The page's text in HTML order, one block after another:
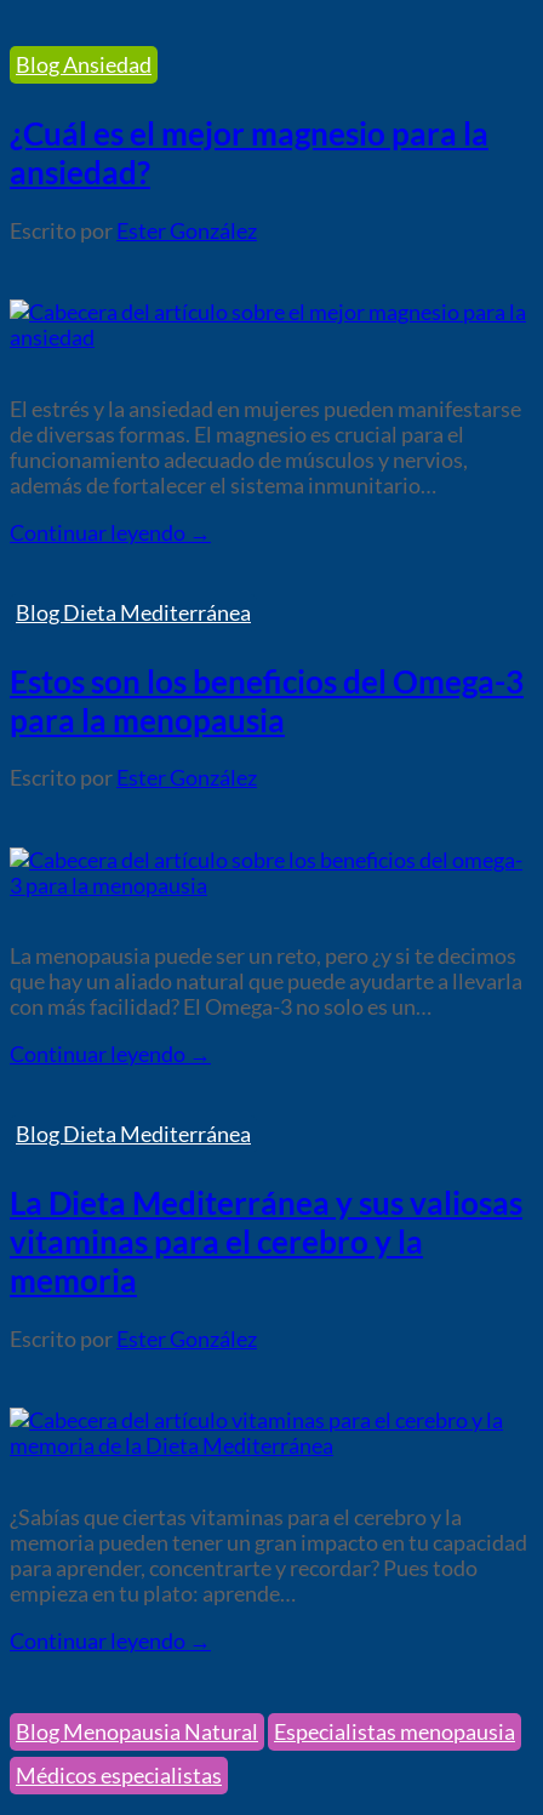
Blog Ansiedad
¿Cuál es el mejor magnesio para la
ansiedad?
porEster González
El estrés y la ansiedad en mujeres pueden manifestarse
de diversas formas. El magnesio es crucial para el
funcionamiento adecuado de músculos y nervios,
además de fortalecer el sistema inmunitario…
Continuar leyendo →
Blog Dieta Mediterránea
Estos son los beneficios del Omega-3
para la menopausia
porEster González
La menopausia puede ser un reto, pero ¿y si te decimos
que hay un aliado natural que puede ayudarte a llevarla
con más facilidad? El Omega-3 no solo es un…
Continuar leyendo →
Blog Dieta Mediterránea
La Dieta Mediterránea y sus valiosas
vitaminas para el cerebro y la
memoria
porEster González
¿Sabías que ciertas vitaminas para el cerebro y la
memoria pueden tener un gran impacto en tu capacidad
para aprender, concentrarte y recordar? Pues todo
empieza en tu plato: aprende…
Continuar leyendo →
Blog Menopausia Natural
Especialistas menopausia
Médicos especialistas